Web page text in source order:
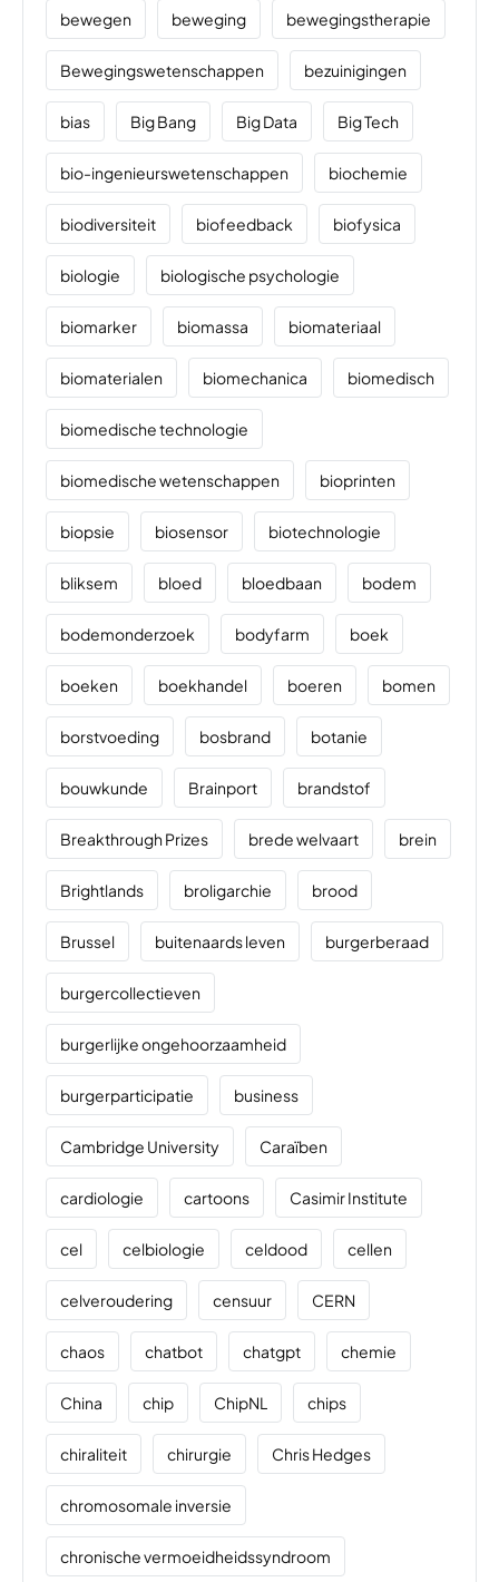
bewegen beweging bewegingstherapie
Bewegingswetenschappen bezuinigingen
bias Big Bang Big Data Big Tech
bio-ingenieurswetenschappen biochemie
biodiversiteit biofeedback biofysica
biologie biologische psychologie
biomarker biomassa biomateriaal
biomaterialen biomechanica biomedisch
biomedische technologie
biomedische wetenschappen bioprinten
biopsie biosensor biotechnologie
bliksem bloed bloedbaan bodem
bodemonderzoek bodyfarm boek
boeken boekhandel boeren bomen
borstvoeding bosbrand botanie
bouwkunde Brainport brandstof
Breakthrough Prizes brede welvaart brein
Brightlands broligarchie brood
Brussel buitenaards leven burgerberaad
burgercollectieven
burgerlijke ongehoorzaamheid
burgerparticipatie business
Cambridge University Caraïben
cardiologie cartoons Casimir Institute
cel celbiologie celdood cellen
celveroudering censuur CERN
chaos chatbot chatgpt chemie
China chip ChipNL chips
chiraliteit chirurgie Chris Hedges
chromosomale inversie
chronische vermoeidheidssyndroom